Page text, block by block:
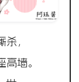
，
墙。